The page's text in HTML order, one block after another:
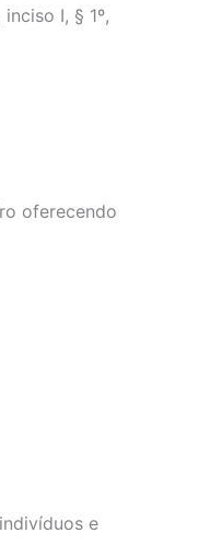
I, § 1º,
oferecendo
e